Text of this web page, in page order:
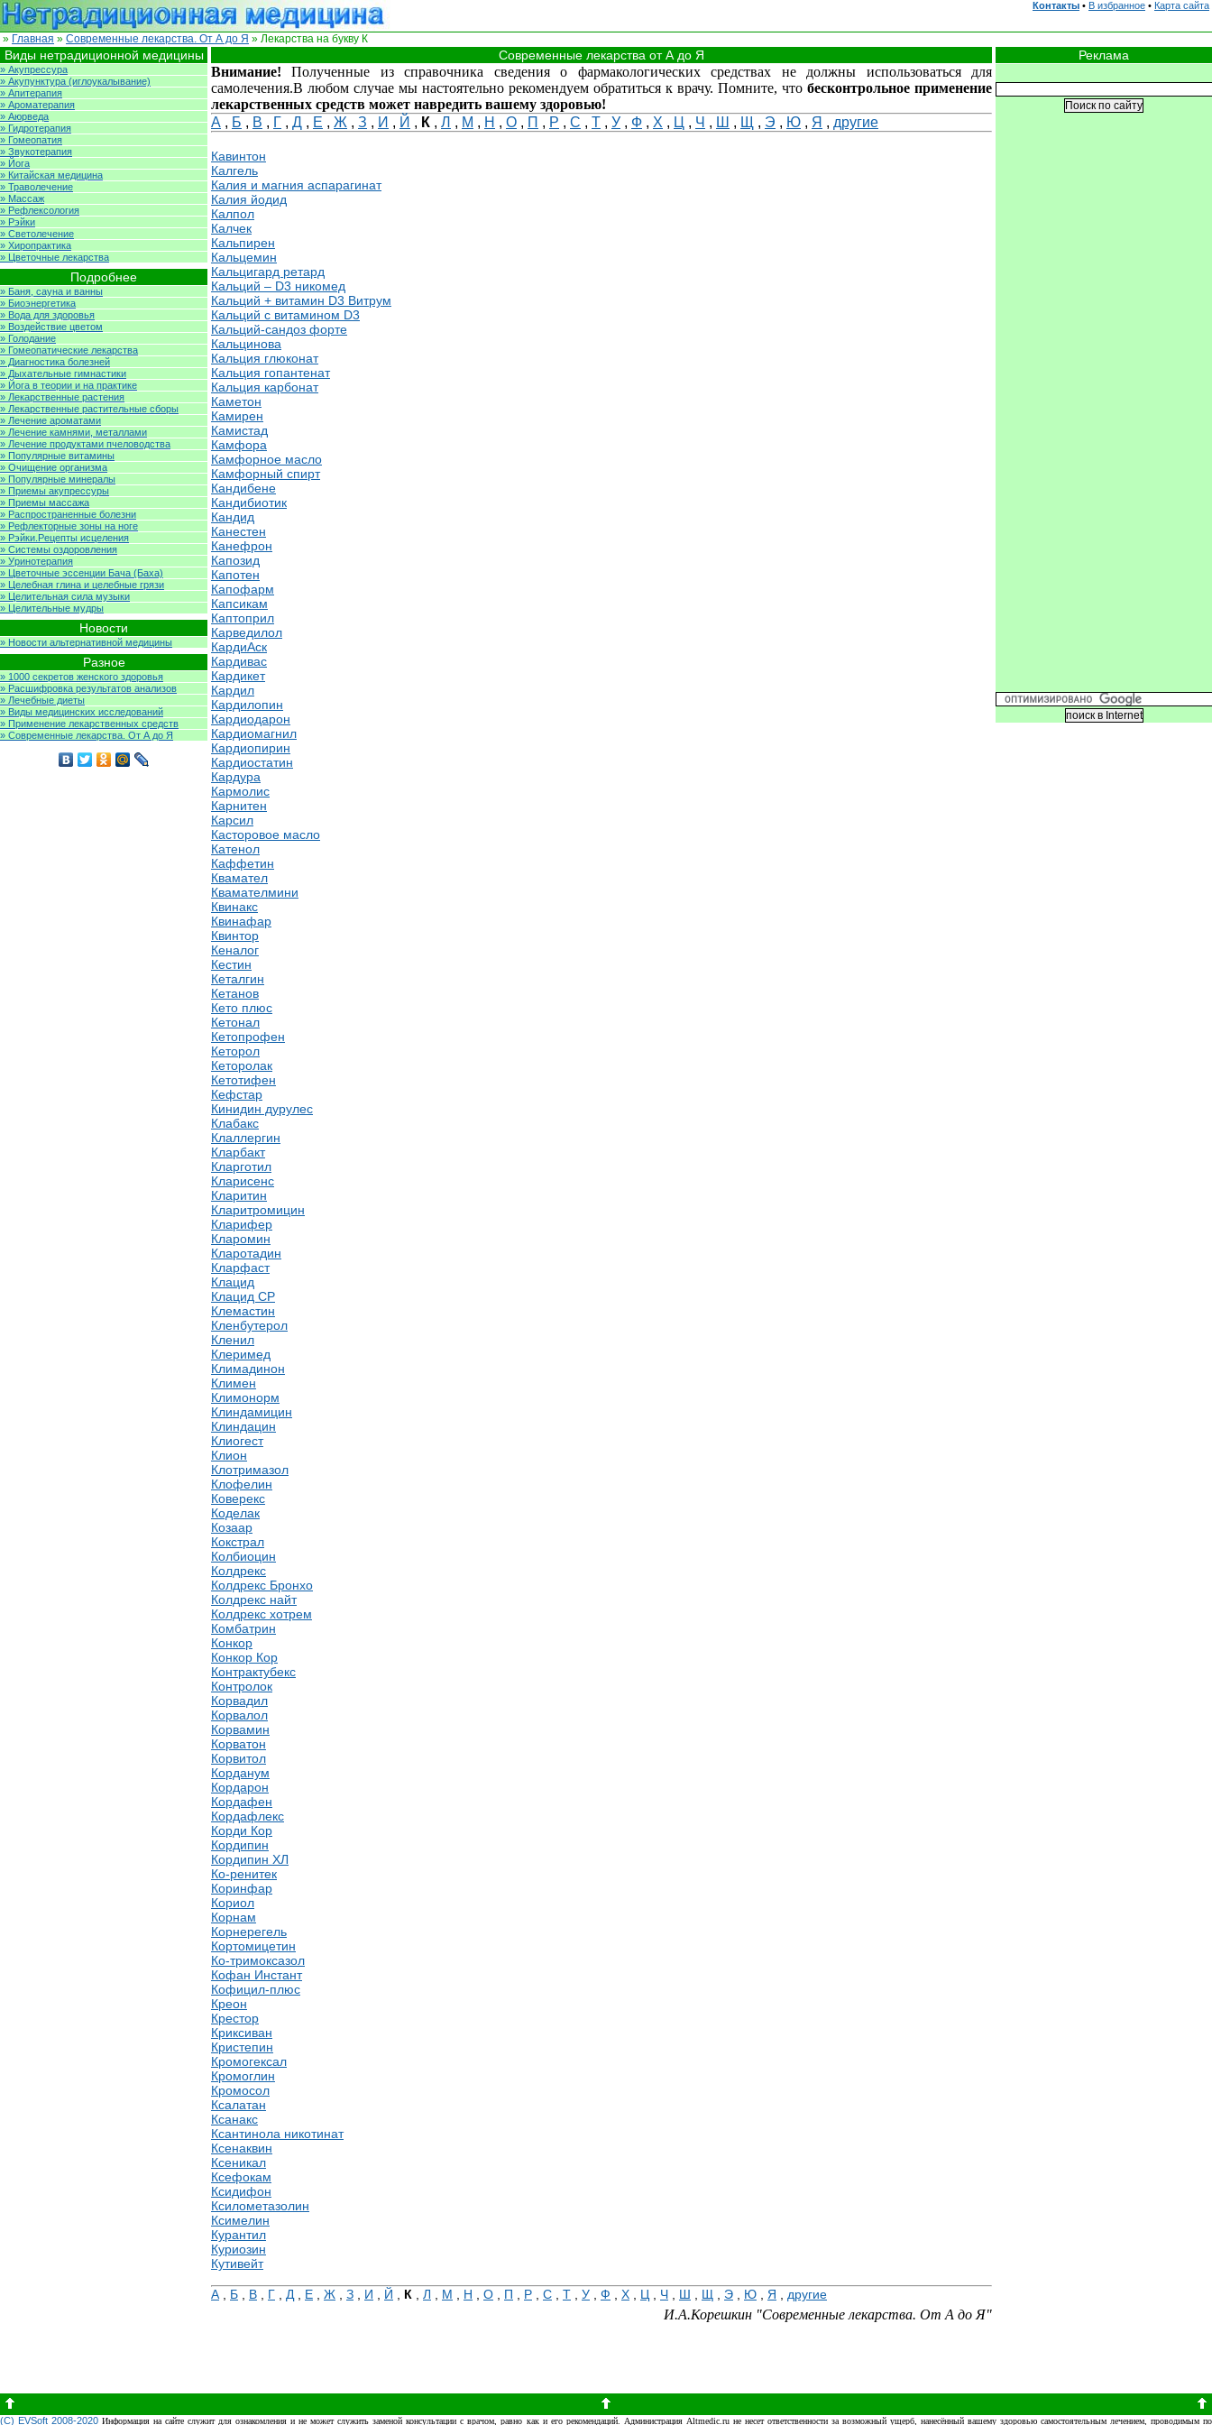
Контакты • В избранное • Карта сайта
» Главная » Современные лекарства. От А до Я » Лекарства на букву К
Современные лекарства от А до Я
Внимание! Полученные из справочника сведения о фармакологических средствах не должны использоваться для
самолечения.В любом случае мы настоятельно рекомендуем обратиться к врачу. Помните, что бесконтрольное применение
лекарственных средств может навредить вашему здоровью!
А , Б , В , Г , Д , Е , Ж , З , И , Й , К , Л , М , Н , О , П , Р , С , Т , У , Ф , Х , Ц , Ч , Ш , Щ , Э , Ю , Я , другие
Кавинтон
Калгель
Калия и магния аспарагинат
Калия йодид
Калпол
Калчек
Кальпирен
Кальцемин
Кальцигард ретард
Кальций – D3 никомед
Кальций + витамин D3 Витрум
Кальций с витамином D3
Кальций-сандоз форте
Кальцинова
Кальция глюконат
Кальция гопантенат
Кальция карбонат
Каметон
Камирен
Камистад
Камфора
Камфорное масло
Камфорный спирт
Кандибене
Кандибиотик
Кандид
Канестен
Канефрон
Капозид
Капотен
Капофарм
Капсикам
Каптоприл
Карведилол
КардиАск
Кардивас
Кардикет
Кардил
Кардилопин
Кардиодарон
Кардиомагнил
Кардиопирин
Кардиостатин
Кардура
Кармолис
Карнитен
Карсил
Касторовое масло
Катенол
Каффетин
Квамател
Квамателмини
Квинакс
Квинафар
Квинтор
Кеналог
Кестин
Кеталгин
Кетанов
Кето плюс
Кетонал
Кетопрофен
Кеторол
Кеторолак
Кетотифен
Кефстар
Кинидин дурулес
Клабакс
Клаллергин
Кларбакт
Кларготил
Кларисенс
Кларитин
Кларитромицин
Кларифер
Кларомин
Кларотадин
Кларфаст
Клацид
Клацид СР
Клемастин
Кленбутерол
Кленил
Клеримед
Климадинон
Климен
Климонорм
Клиндамицин
Клиндацин
Клиогест
Клион
Клотримазол
Клофелин
Коверекс
Коделак
Козаар
Кокстрал
Колбиоцин
Колдрекс
Колдрекс Бронхо
Колдрекс найт
Колдрекс хотрем
Комбатрин
Конкор
Конкор Кор
Контрактубекс
Контролок
Корвадил
Корвалол
Корвамин
Корватон
Корвитол
Корданум
Кордарон
Кордафен
Кордафлекс
Корди Кор
Кордипин
Кордипин ХЛ
Ко-ренитек
Коринфар
Кориол
Корнам
Корнерегель
Кортомицетин
Ко-тримоксазол
Кофан Инстант
Кофицил-плюс
Креон
Крестор
Криксиван
Кристепин
Кромогексал
Кромоглин
Кромосол
Ксалатан
Ксанакс
Ксантинола никотинат
Ксенаквин
Ксеникал
Ксефокам
Ксидифон
Ксилометазолин
Ксимелин
Курантил
Куриозин
Кутивейт
А Б В Г Д Е Ж З И Й К Л М Н О П Р С Т У Ф Х Ц Ч Ш Щ Э Ю Я другие
И.А.Корешкин "Современные лекарства. От А до Я"
Виды нетрадиционной медицины
» Акупрессура
» Акупунктура (иглоукалывание)
» Апитерапия
» Ароматерапия
» Аюрведа
» Гидротерапия
» Гомеопатия
» Звукотерапия
» Йога
» Китайская медицина
» Траволечение
» Массаж
» Рефлексология
» Рэйки
» Светолечение
» Хиропрактика
» Цветочные лекарства
Подробнее
» Баня, сауна и ванны
» Биоэнергетика
» Вода для здоровья
» Воздействие цветом
» Голодание
» Гомеопатические лекарства
» Диагностика болезней
» Дыхательные гимнастики
» Йога в теории и на практике
» Лекарственные растения
» Лекарственные растительные сборы
» Лечение ароматами
» Лечение камнями, металлами
» Лечение продуктами пчеловодства
» Популярные витамины
» Очищение организма
» Популярные минералы
» Приемы акупрессуры
» Приемы массажа
» Распространенные болезни
» Рефлекторные зоны на ноге
» Рэйки.Рецепты исцеления
» Системы оздоровления
» Уринотерапия
» Цветочные эссенции Бача (Баха)
» Целебная глина и целебные грязи
» Целительная сила музыки
» Целительные мудры
Новости
» Новости альтернативной медицины
Разное
» 1000 секретов женского здоровья
» Расшифровка результатов анализов
» Лечебные диеты
» Виды медицинских исследований
» Применение лекарственных средств
» Современные лекарства. От А до Я
Реклама
(C) EVSoft 2008-2020 Информация на сайте служит для ознакомления и не может служить заменой консультации с врачом, равно как и его рекомендаций. Администрация Altmedic.ru не несет ответственности за возможный ущерб, нанесённый вашему здоровью самостоятельным лечением, проводимым по